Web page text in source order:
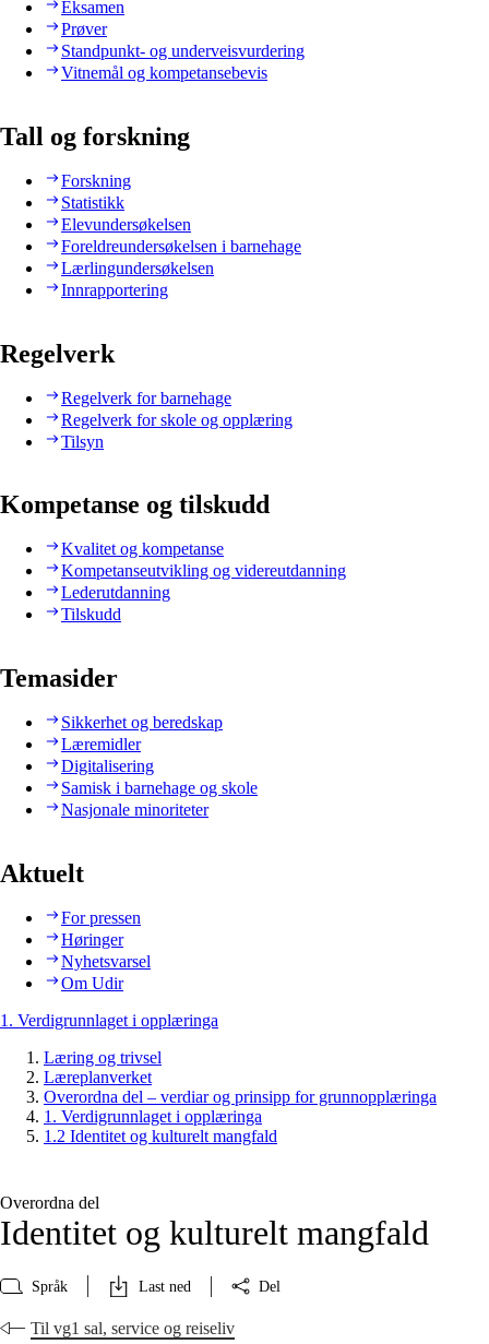
Eksamen
Prøver
Standpunkt- og underveisvurdering
Vitnemål og kompetansebevis
Tall og forskning
Forskning
Statistikk
Elevundersøkelsen
Foreldreundersøkelsen i barnehage
Lærlingundersøkelsen
Innrapportering
Regelverk
Regelverk for barnehage
Regelverk for skole og opplæring
Tilsyn
Kompetanse og tilskudd
Kvalitet og kompetanse
Kompetanseutvikling og videreutdanning
Lederutdanning
Tilskudd
Temasider
Sikkerhet og beredskap
Læremidler
Digitalisering
Samisk i barnehage og skole
Nasjonale minoriteter
Aktuelt
For pressen
Høringer
Nyhetsvarsel
Om Udir
1. Verdigrunnlaget i opplæringa
Læring og trivsel
Læreplanverket
Overordna del – verdiar og prinsipp for grunnopplæringa
1. Verdigrunnlaget i opplæringa
1.2 Identitet og kulturelt mangfald
Overordna del
Identitet og kulturelt mangfald
Språk Last ned Del
Til vg1 sal, service og reiseliv